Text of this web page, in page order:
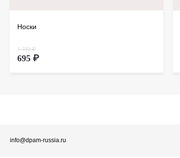
Носки
1 390 ₽
695 ₽
info@dpam-russia.ru